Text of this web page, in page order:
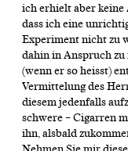
ich erhielt aber keine
dass ich eine
Experiment nicht zu
dahin in Anspruch
(wenn er so heisst)
Vermittelung des
diesem jedenfalls
schwere – Cigarren
ihn, alsbald